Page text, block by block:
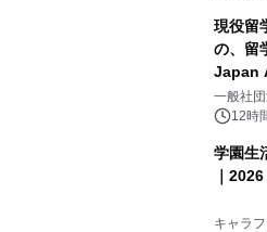
現役留
の、留
Japan
をリリ
一般社
12時
学園生
｜
キャラ